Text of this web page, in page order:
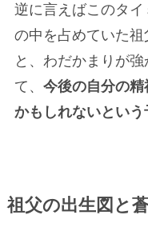
逆に言えばこのタ
の中を占めていた祖
と、わだかまりが
て、 今後の自分の
かもしれないという
祖父の出生図と